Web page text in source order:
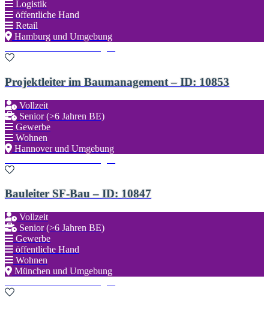
Logistik
öffentliche Hand
Retail
Hamburg und Umgebung
Projektleiter im Baumanagement – ID: 10853
Vollzeit
Senior (>6 Jahren BE)
Gewerbe
Wohnen
Hannover und Umgebung
Bauleiter SF-Bau – ID: 10847
Vollzeit
Senior (>6 Jahren BE)
Gewerbe
öffentliche Hand
Wohnen
München und Umgebung